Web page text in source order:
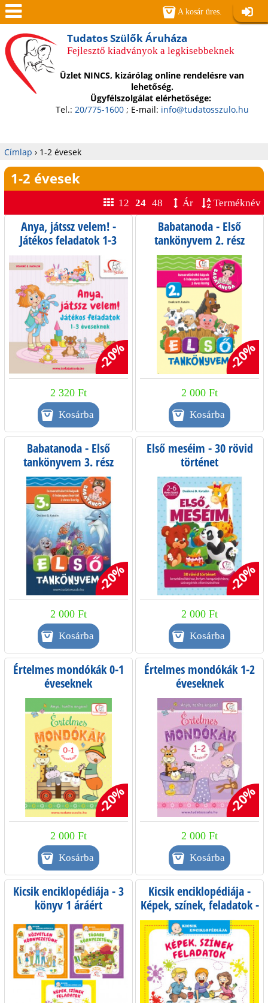
Jump to navigation
Tudatos Szülők Áruháza
Fejlesztő kiadványok a legkisebbeknek
Üzlet NINCS, kizárólag online rendelésre van
lehetőség.
Ügyfélszolgálat elérhetősége:
Tel.: 20/775-1600; E-mail: info@tudatosszulo.hu
Jelenlegi
hely
Címlap › 1-2 évesek
1-2 évesek
12 24 48 Ár Terméknév
Anya, játssz velem! -
Játékos feladatok 1-3
éveseknek
-20%
2 320 Ft
Babatanoda - Első
tankönyvem 2. rész
-20%
2 000 Ft
Babatanoda - Első
tankönyvem 3. rész
-20%
2 000 Ft
Első meséim - 30 rövid
történet
beszédindításhoz, helyes
hangzóejtéshez
-20%
2 000 Ft
Értelmes mondókák 0-1
éveseknek
-20%
2 000 Ft
Értelmes mondókák 1-2
éveseknek
-20%
2 000 Ft
Kicsik enciklopédiája - 3
könyv 1 áráért
Kicsik enciklopédiája -
Képek, színek, feladatok -
1-3 éves gyermekeknek
A kosár üres.
Men
ü